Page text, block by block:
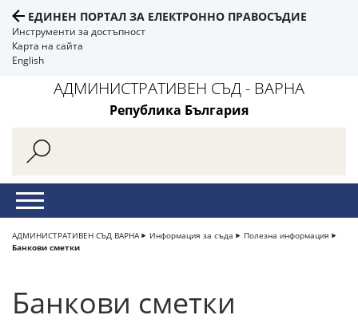
ЕДИНЕН ПОРТАЛ ЗА ЕЛЕКТРОННО ПРАВОСЪДИЕ
Инструменти за достъпност
Карта на сайта
English
АДМИНИСТРАТИВЕН СЪД - ВАРНА
Република България
АДМИНИСТРАТИВЕН СЪД ВАРНА Информация за съда
Полезна информация
Банкови сметки
Банкови сметки